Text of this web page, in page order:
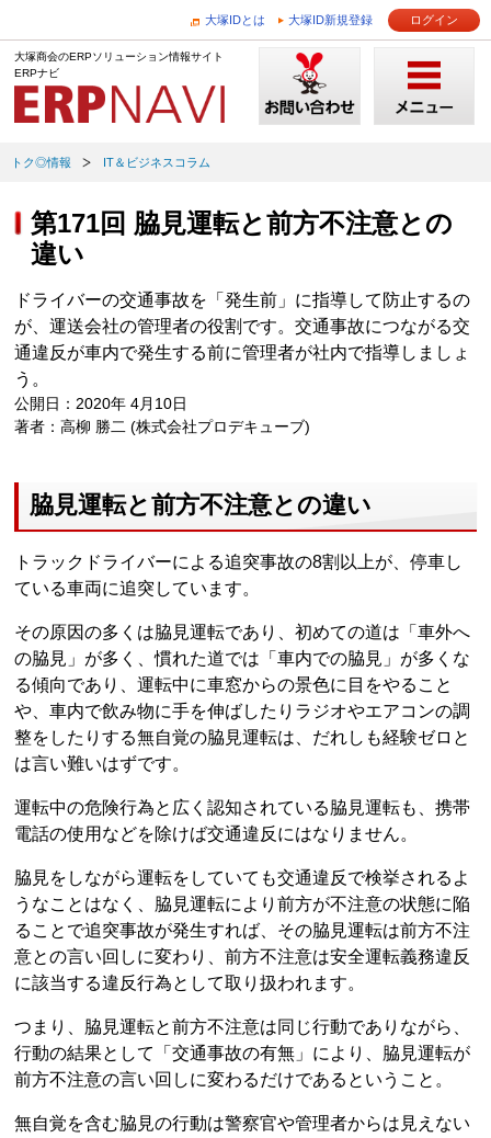
大塚IDとは 大塚ID新規登録 ログイン
大塚商会のERPソリューション情報サイト
ERPナビ
トク◎情報 IT＆ビジネスコラム
第171回 脇見運転と前方不注意との
違い
ドライバーの交通事故を「発生前」に指導して防止するの
が、運送会社の管理者の役割です。交通事故につながる交
通違反が車内で発生する前に管理者が社内で指導しましょ
う。
公開日：2020年 4月10日
著者：高柳 勝二 (株式会社プロデキューブ)
脇見運転と前方不注意との違い
トラックドライバーによる追突事故の8割以上が、停車し
ている車両に追突しています。
その原因の多くは脇見運転であり、初めての道は「車外へ
の脇見」が多く、慣れた道では「車内での脇見」が多くな
る傾向であり、運転中に車窓からの景色に目をやること
や、車内で飲み物に手を伸ばしたりラジオやエアコンの調
整をしたりする無自覚の脇見運転は、だれしも経験ゼロと
は言い難いはずです。
運転中の危険行為と広く認知されている脇見運転も、携帯
電話の使用などを除けば交通違反にはなりません。
脇見をしながら運転をしていても交通違反で検挙されるよ
うなことはなく、脇見運転により前方が不注意の状態に陥
ることで追突事故が発生すれば、その脇見運転は前方不注
意との言い回しに変わり、前方不注意は安全運転義務違反
に該当する違反行為として取り扱われます。
つまり、脇見運転と前方不注意は同じ行動でありながら、
行動の結果として「交通事故の有無」により、脇見運転が
前方不注意の言い回しに変わるだけであるということ。
無自覚を含む脇見の行動は警察官や管理者からは見えない